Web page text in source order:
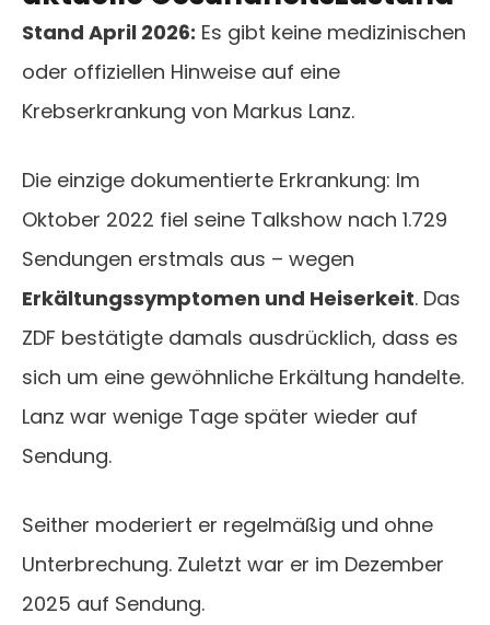
Stand April 2026: Es gibt keine medizinischen
oder offiziellen Hinweise auf eine
Krebserkrankung von Markus Lanz.
Die einzige dokumentierte Erkrankung: Im
Oktober 2022 fiel seine Talkshow nach 1.729
Sendungen erstmals aus – wegen
Erkältungssymptomen und Heiserkeit. Das
ZDF bestätigte damals ausdrücklich, dass es
sich um eine gewöhnliche Erkältung handelte.
Lanz war wenige Tage später wieder auf
Sendung.
Seither moderiert er regelmäßig und ohne
Unterbrechung. Zuletzt war er im Dezember
2025 auf Sendung.